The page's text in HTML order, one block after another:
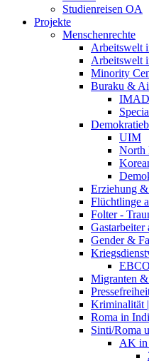
Studienreisen OA
Projekte
Menschenrechte
Arbeitswelt
Arbeitswelt
Minority
Buraku &
UIM
North
Erziehung
Flüchtlinge
Folter -
Gastarbeiter
Gender &
EBCO
Migranten
Kriminalität
Roma in
Sinti/Roma
AK